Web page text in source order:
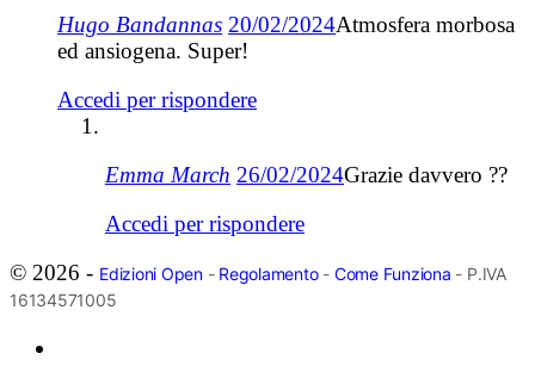
Hugo Bandannas 20/02/2024Atmosfera morbosa
ed ansiogena. Super!
Accedi per rispondere
Emma March 26/02/2024Grazie davvero ??
Accedi per rispondere
© 2026 - Edizioni Open- Regolamento- Come Funziona - P.IVA
16134571005